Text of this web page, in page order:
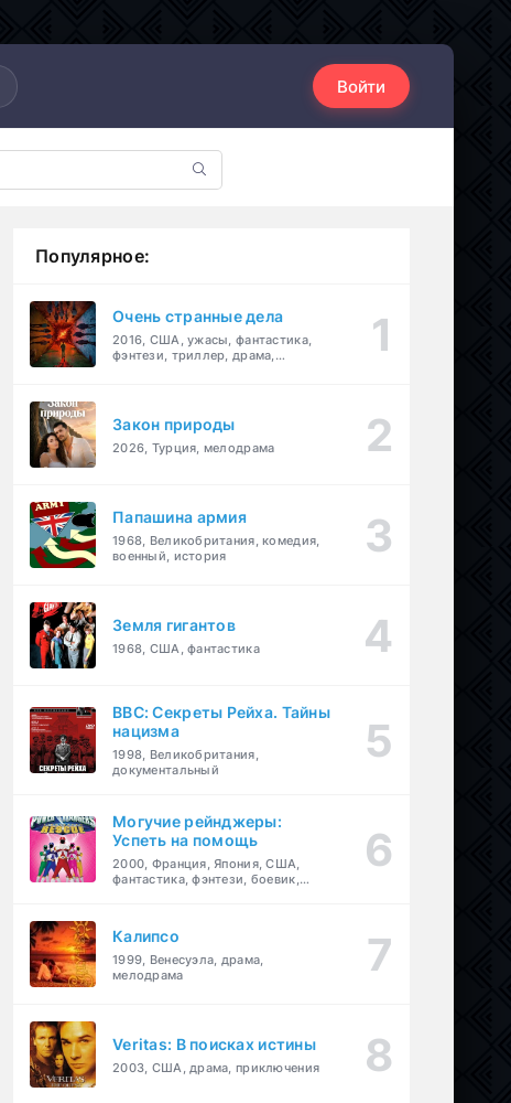
Войти
Популярное:
Очень странные дела
2016, США, ужасы, фантастика,
фэнтези, триллер, драма,
Закон природы
2026, Турция, мелодрама
Папашина армия
1968, Великобритания, комедия,
военный, история
Земля гигантов
1968, США, фантастика
BBC: Секреты Рейха. Тайны
нацизма
1998, Великобритания,
документальный
Могучие рейнджеры:
Успеть на помощь
2000, Франция, Япония, США,
фантастика, фэнтези, боевик,
Калипсо
1999, Венесуэла, драма,
мелодрама
Veritas: В поисках истины
2003, США, драма, приключения